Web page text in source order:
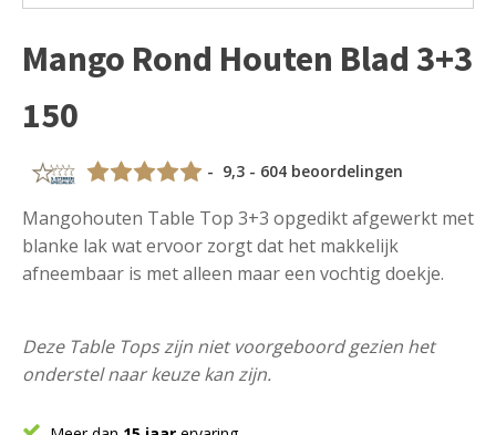
Mango Rond Houten Blad 3+3
150
- 9,3 - 604 beoordelingen
Mangohouten Table Top 3+3 opgedikt afgewerkt met
blanke lak wat ervoor zorgt dat het makkelijk
afneembaar is met alleen maar een vochtig doekje.
Deze Table Tops zijn niet voorgeboord gezien het
onderstel naar keuze kan zijn.